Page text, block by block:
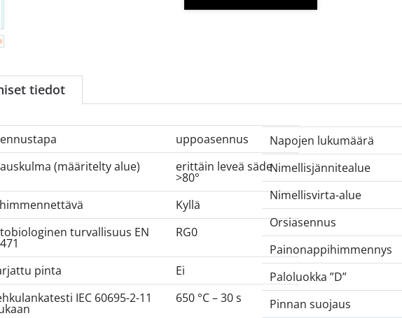
tiedot
uppoasennus
(määritelty alue)
erittäin leveä säde
>80°
Kyllä
turvallisuus EN
RG0
pinta
Ei
IEC 60695-2-11
650 °C – 30 s
Napojen lukumäärä
Nimellisjännitealue
Nimellisvirta-alue
Orsiasennus
Painonappihimmennys
Paloluokka ”D”
Pinnan suojaus